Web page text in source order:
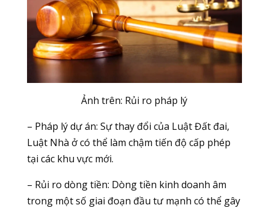
Ảnh trên: Rủi ro pháp lý
– Pháp lý dự án: Sự thay đổi của Luật Đất đai,
Luật Nhà ở có thể làm chậm tiến độ cấp phép
tại các khu vực mới.
– Rủi ro dòng tiền: Dòng tiền kinh doanh âm
trong một số giai đoạn đầu tư mạnh có thể gây